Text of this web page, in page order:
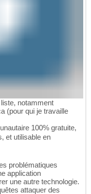
notamment
(pour qui je travaille
100% gratuite,
et utilisable en
problématiques
application
une autre technologie.
attaquer des